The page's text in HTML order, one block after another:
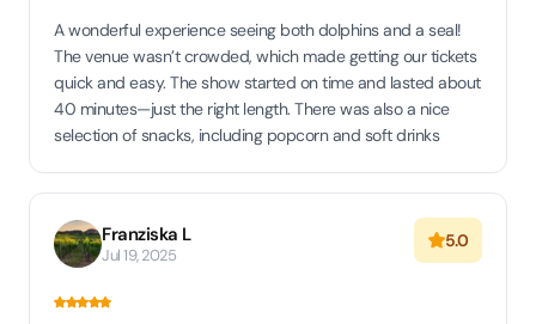
A wonderful experience seeing both dolphins and a seal!
The venue wasn’t crowded, which made getting our tickets
quick and easy. The show started on time and lasted about
40 minutes—just the right length. There was also a nice
selection of snacks, including popcorn and soft drinks
Franziska L
Jul 19, 2025
5.0